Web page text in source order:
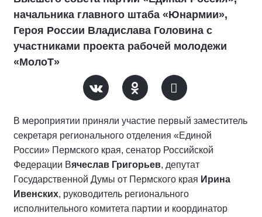
начальника главного штаба «Юнармии»,
Героя России Владислава Головина с
участниками проекта рабочей молодежи
«МолоТ»
В мероприятии приняли участие первый заместитель
секретаря регионального отделения «Единой
России» Пермского края, сенатор Российской
Федерации Вячеслав Григорьев, депутат
Государственной Думы от Пермского края Ирина
Ивенских, руководитель регионального
исполнительного комитета партии и координатор